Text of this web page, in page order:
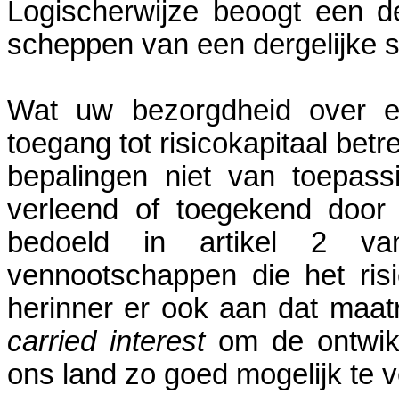
Logischerwijze beoogt een
scheppen van een dergelijke
Wat uw bezorgdheid over
toegang tot risicokapitaal
bepalingen niet van
verleend of toegekend door
bedoeld in artikel 2
vennootschappen die het
herinner er ook aan dat
carried interestom de
ons land zo goed mogelijk te